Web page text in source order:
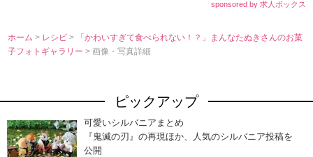
sponsored by 求人ボックス
ホーム > レシピ>
「かわいすぎて食べられない！？」まんなたぬきさんのお菓
子フォトギャラリー> 画像・写真詳細
ピックアップ
可愛いシルバニアまとめ
『鬼滅の刃』の再現ほか、人気のシルバニア投稿を
公開